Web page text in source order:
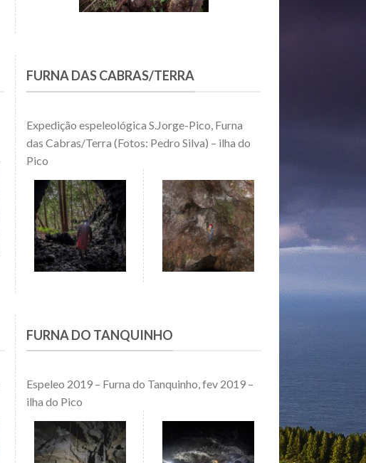
FURNA DAS CABRAS/TERRA
Expedição espeleológica S.Jorge-Pico, Furna
das Cabras/Terra (Fotos: Pedro Silva) – ilha do
Pico
FURNA DO TANQUINHO
Espeleo 2019 – Furna do Tanquinho, fev 2019 –
ilha do Pico